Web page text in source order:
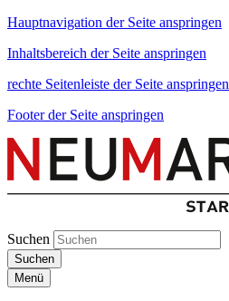
Hauptnavigation der Seite anspringen
Inhaltsbereich der Seite anspringen
rechte Seitenleiste der Seite anspringen
Footer der Seite anspringen
Suchen
Suchen
Menü